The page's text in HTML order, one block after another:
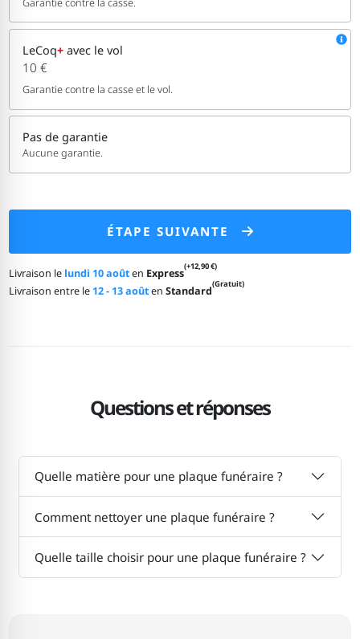
LeCoq+avec le vol
10 €
Garantie contre la casse et le vol.
Pas de garantie
Aucune garantie.
ÉTAPE SUIVANTE
Livraison le lundi 10 aoûten Express(+12,90 €)
Livraison entre le 12 - 13 aoûtenStandard(Gratuit)
Questions et réponses
Quelle matière pour une plaque funéraire ?
Comment nettoyer une plaque funéraire ?
Quelle taille choisir pour une plaque funéraire ?